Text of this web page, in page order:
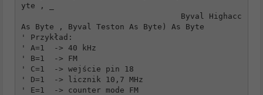
yte , _
As Byte , Byval Teston As Byte) As Byte
' Przykład:
' A=1  -> 40 kHz
' B=1  -> FM
' C=1  -> wejście pin 18
' D=1  -> licznik 10,7 MHz
' E=1  -> counter mode FM